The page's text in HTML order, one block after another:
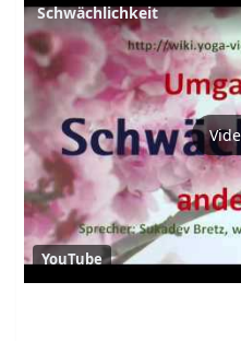
Schwächlichkeit
YouTube